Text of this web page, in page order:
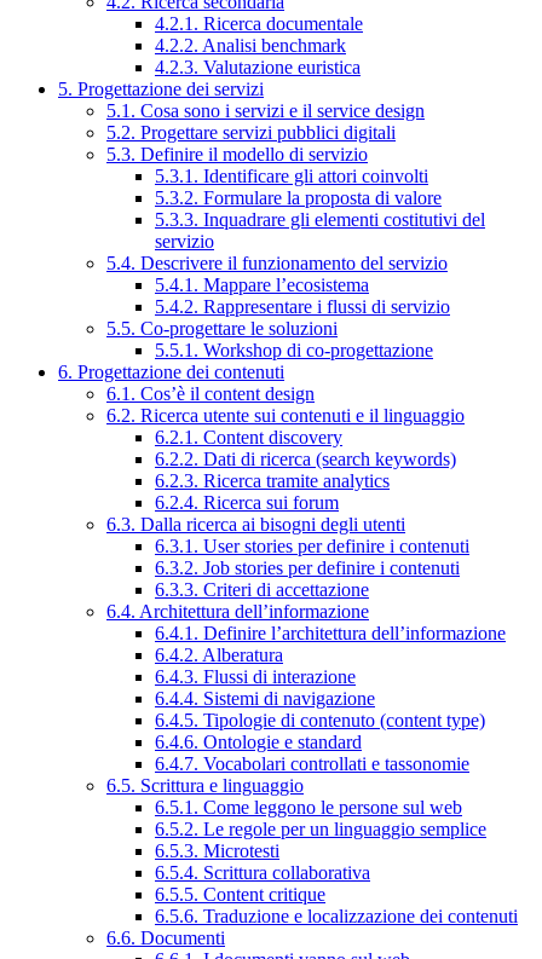
4.2.1. Ricerca documentale
4.2.2. Analisi benchmark
4.2.3. Valutazione euristica
5. Progettazione dei servizi
5.1. Cosa sono i servizi e il service design
5.2. Progettare servizi pubblici digitali
5.3. Definire il modello di servizio
5.3.1. Identificare gli attori coinvolti
5.3.2. Formulare la proposta di valore
5.3.3. Inquadrare gli elementi costitutivi del
servizio
5.4. Descrivere il funzionamento del servizio
5.4.1. Mappare l’ecosistema
5.4.2. Rappresentare i flussi di servizio
5.5. Co-progettare le soluzioni
5.5.1. Workshop di co-progettazione
6. Progettazione dei contenuti
6.1. Cos’è il content design
6.2. Ricerca utente sui contenuti e il linguaggio
6.2.1. Content discovery
6.2.2. Dati di ricerca (search keywords)
6.2.3. Ricerca tramite analytics
6.2.4. Ricerca sui forum
6.3. Dalla ricerca ai bisogni degli utenti
6.3.1. User stories per definire i contenuti
6.3.2. Job stories per definire i contenuti
6.3.3. Criteri di accettazione
6.4. Architettura dell’informazione
6.4.1. Definire l’architettura dell’informazione
6.4.2. Alberatura
6.4.3. Flussi di interazione
6.4.4. Sistemi di navigazione
6.4.5. Tipologie di contenuto (content type)
6.4.6. Ontologie e standard
6.4.7. Vocabolari controllati e tassonomie
6.5. Scrittura e linguaggio
6.5.1. Come leggono le persone sul web
6.5.2. Le regole per un linguaggio semplice
6.5.3. Microtesti
6.5.4. Scrittura collaborativa
6.5.5. Content critique
6.5.6. Traduzione e localizzazione dei contenuti
6.6. Documenti